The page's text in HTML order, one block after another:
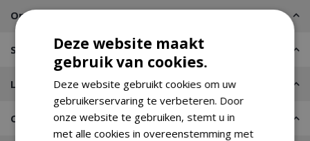
Omschrijving
Specificaties
Leveren of Afhalen
Contact
Deze website maakt
gebruik van cookies.
Deze website gebruikt cookies om uw
gebruikerservaring te verbeteren. Door
onze website te gebruiken, stemt u in
met alle cookies in overeenstemming met